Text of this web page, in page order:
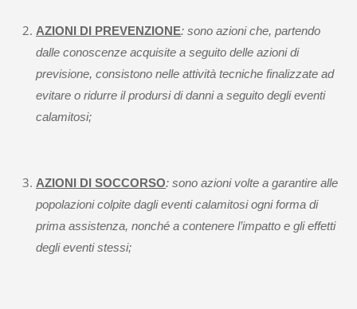
AZIONI DI PREVENZIONE: sono azioni che, partendo
dalle conoscenze acquisite a seguito delle azioni di
previsione, consistono nelle attività tecniche finalizzate ad
evitare o ridurre il prodursi di danni a seguito degli eventi
calamitosi;
AZIONI DI SOCCORSO: sono azioni volte a garantire alle
popolazioni colpite dagli eventi calamitosi ogni forma di
prima assistenza, nonché a contenere l’impatto e gli effetti
degli eventi stessi;